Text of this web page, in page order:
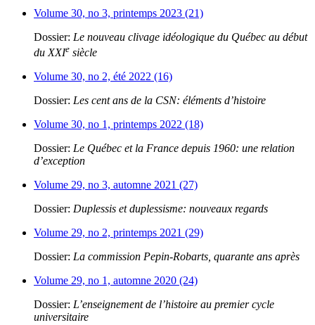
Volume 30, no 3, printemps 2023 (21)
Dossier: Le nouveau clivage idéologique du Québec au début
du XXIe siècle
Volume 30, no 2, été 2022 (16)
Dossier: Les cent ans de la CSN: éléments d’histoire
Volume 30, no 1, printemps 2022 (18)
Dossier: Le Québec et la France depuis 1960: une relation
d’exception
Volume 29, no 3, automne 2021 (27)
Dossier: Duplessis et duplessisme: nouveaux regards
Volume 29, no 2, printemps 2021 (29)
Dossier: La commission Pepin-Robarts, quarante ans après
Volume 29, no 1, automne 2020 (24)
Dossier: L’enseignement de l’histoire au premier cycle
universitaire